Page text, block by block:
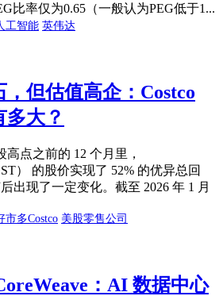
比率仅为0.65（一般认为PEG低于1...
工智能 英伟达
但估值高企：Costco
大？
高点之前的 12 个月里，
） 的股价实现了 52% 的优异总回
出现了一定变化。截至 2026 年 1 月
市多Costco 美股零售公司
：AI 数据中心